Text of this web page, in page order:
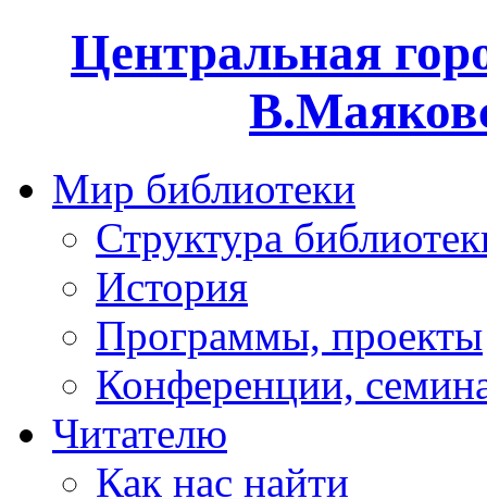
Центральная
Мир библиотеки
Структура
История
Программы, проекты
Конференции,
Читателю
Как нас найти